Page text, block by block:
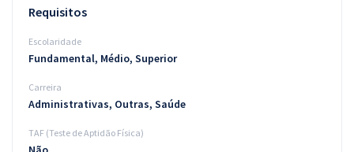
Requisitos
Escolaridade
Fundamental, Médio, Superior
Carreira
Administrativas, Outras, Saúde
TAF (Teste de Aptidão Física)